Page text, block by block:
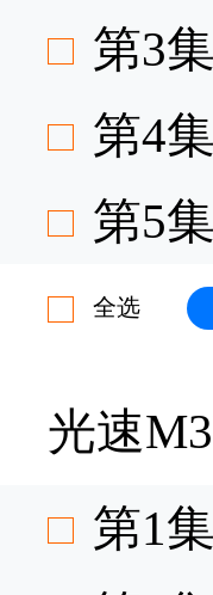
第3集
第4集
第5集
全选
光速
第1集